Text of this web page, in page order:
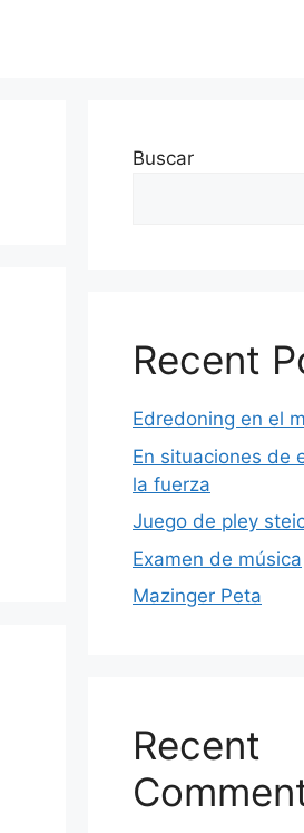
Buscar
Recent
Edredoning en el
En situaciones de
la fuerza
Juego de pley
Examen de música
Mazinger Peta
Recent